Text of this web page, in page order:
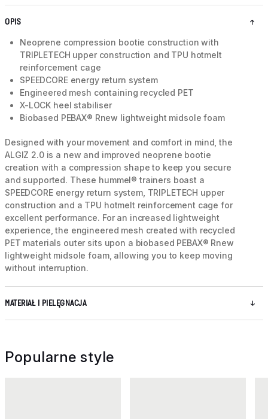
OPIS
Neoprene compression bootie construction with
TRIPLETECH upper construction and TPU hotmelt
reinforcement cage
SPEEDCORE energy return system
Engineered mesh containing recycled PET
X-LOCK heel stabiliser
Biobased PEBAX® Rnew lightweight midsole foam
Designed with your movement and comfort in mind, the
ALGIZ 2.0 is a new and improved neoprene bootie
creation with a compression shape to keep you secure
and supported. These hummel® trainers boast a
SPEEDCORE energy return system, TRIPLETECH upper
construction and a TPU hotmelt reinforcement cage for
excellent performance. For an increased lightweight
experience, the engineered mesh created with recycled
PET materials outer sits upon a biobased PEBAX® Rnew
lightweight midsole foam, allowing you to keep moving
without interruption.
MATERIAŁ I PIELĘGNACJA
Popularne style